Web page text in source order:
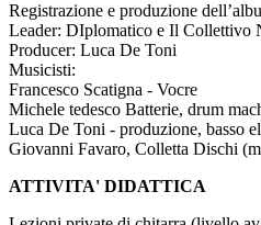
Registrazione e produzione
Leader: DIplomatico e Il Collettivo
Producer: Luca De Toni
Musicisti:
Francesco Scatigna - Vocre
Michele tedesco Batterie, drum
Luca De Toni - produzione, basso
Giovanni Favaro, Colletta Dischi
ATTIVITA' DIDATTICA